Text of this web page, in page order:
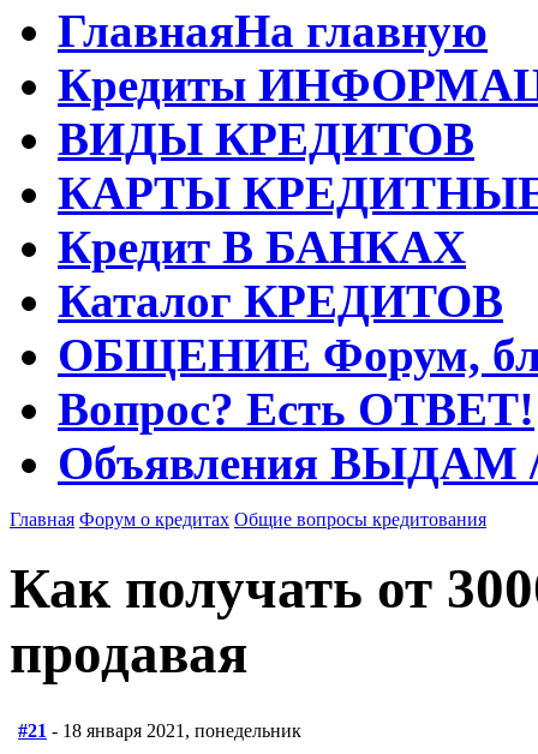
ГлавнаяНа главную
Кредиты
ВИДЫ КРЕДИТОВ
КАРТЫ
Кредит В БАНКАХ
Каталог КРЕДИТОВ
ОБЩЕНИЕ Форум,
Вопрос? Есть ОТВЕТ!
Объявления ВЫДАМ
Главная Форум о кредитах Общие вопросы кредитования
Как получать от
продавая
#21 - 18 января 2021, понедельник